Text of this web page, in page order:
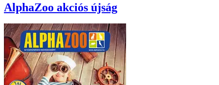
AlphaZoo akciós újság